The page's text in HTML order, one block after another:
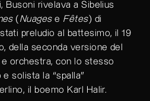
Busoni rivelava a Sibelius
( Nuagese Fêtes) di
preludio al battesimo, il 19
della seconda versione del
orchestra, con lo stesso
solista la “spalla”
il boemo Karl Halir.